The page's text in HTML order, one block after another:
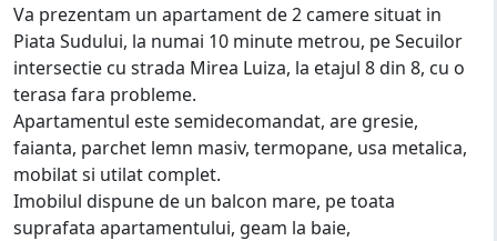
Va prezentam un apartament de 2 camere situat in
Piata Sudului, la numai 10 minute metrou, pe Secuilor
intersectie cu strada Mirea Luiza, la etajul 8 din 8, cu o
terasa fara probleme.
Apartamentul este semidecomandat, are gresie,
faianta, parchet lemn masiv, termopane, usa metalica,
mobilat si utilat complet.
Imobilul dispune de un balcon mare, pe toata
suprafata apartamentului, geam la baie,